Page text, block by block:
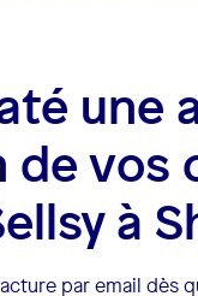
une
vos
à
par email dès